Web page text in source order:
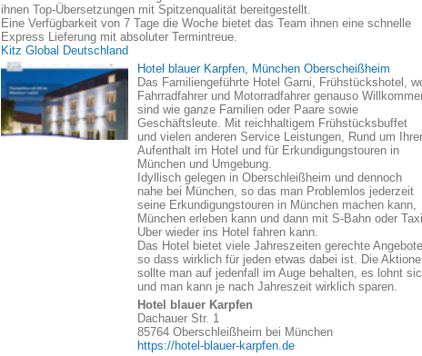
ihnen Top-Übersetzungen mit Spitzenqualität bereitgestellt.
Eine Verfügbarkeit von 7 Tage die Woche bietet das Team ihnen eine schnelle
Express Lieferung mit absoluter Termintreue.
Kitz Global Deutschland
Hotel blauer Karpfen, München Oberscheißheim
Das Familiengeführte Hotel Garni, Frühstückshotel,
Fahrradfahrer und Motorradfahrer genauso
sind wie ganze Familien oder Paare sowie
Geschäftsleute. Mit reichhaltigem Frühstücksbuffet
und vielen anderen Service Leistungen, Rund um
Aufenthalt im Hotel und für Erkundigungstouren in
München und Umgebung.
Idyllisch gelegen in Oberschleißheim und dennoch
nahe bei München, so das man Problemlos jederzeit
seine Erkundigungstouren in München machen kann,
München erleben kann und dann mit S-Bahn oder
Uber wieder ins Hotel fahren kann.
Das Hotel bietet viele Jahreszeiten gerechte
so dass wirklich für jeden etwas dabei ist. Die
sollte man auf jedenfall im Auge behalten, es lohnt
und man kann je nach Jahreszeit wirklich sparen.
Hotel blauer Karpfen
Dachauer Str. 1
85764 Oberschleißheim bei München
https://hotel-blauer-karpfen.de